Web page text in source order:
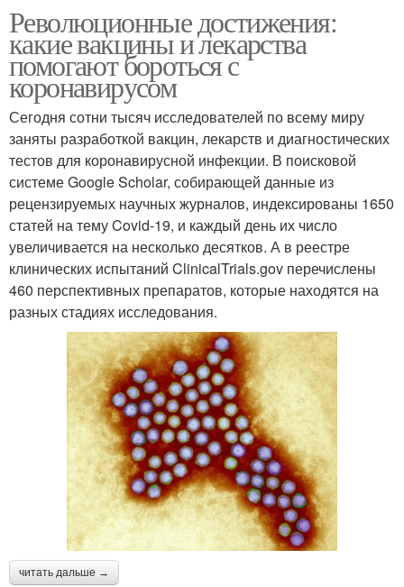
Революционные достижения:
какие вакцины и лекарства
помогают бороться с
коронавирусом
Сегодня сотни тысяч исследователей по всему миру
заняты разработкой вакцин, лекарств и диагностических
тестов для коронавирусной инфекции. В поисковой
системе Google Scholar, собирающей данные из
рецензируемых научных журналов, индексированы 1650
статей на тему Covid-19, и каждый день их число
увеличивается на несколько десятков. А в реестре
клинических испытаний ClinicalTrials.gov перечислены
460 перспективных препаратов, которые находятся на
разных стадиях исследования.
читать дальше →